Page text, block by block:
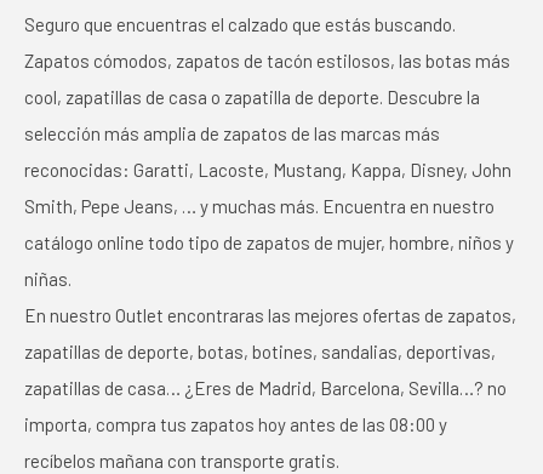
Seguro que encuentras el calzado que estás buscando.
Zapatos cómodos, zapatos de tacón estilosos, las botas más
cool, zapatillas de casa o zapatilla de deporte. Descubre la
selección más amplia de zapatos de las marcas más
reconocidas: Garatti, Lacoste, Mustang, Kappa, Disney, John
Smith, Pepe Jeans, … y muchas más. Encuentra en nuestro
catálogo online todo tipo de zapatos de mujer, hombre, niños y
niñas.
En nuestro Outlet encontraras las mejores ofertas de zapatos,
zapatillas de deporte, botas, botines, sandalias, deportivas,
zapatillas de casa… ¿Eres de Madrid, Barcelona, Sevilla…? no
importa, compra tus zapatos hoy antes de las 08:00 y
recíbelos mañana con transporte gratis.